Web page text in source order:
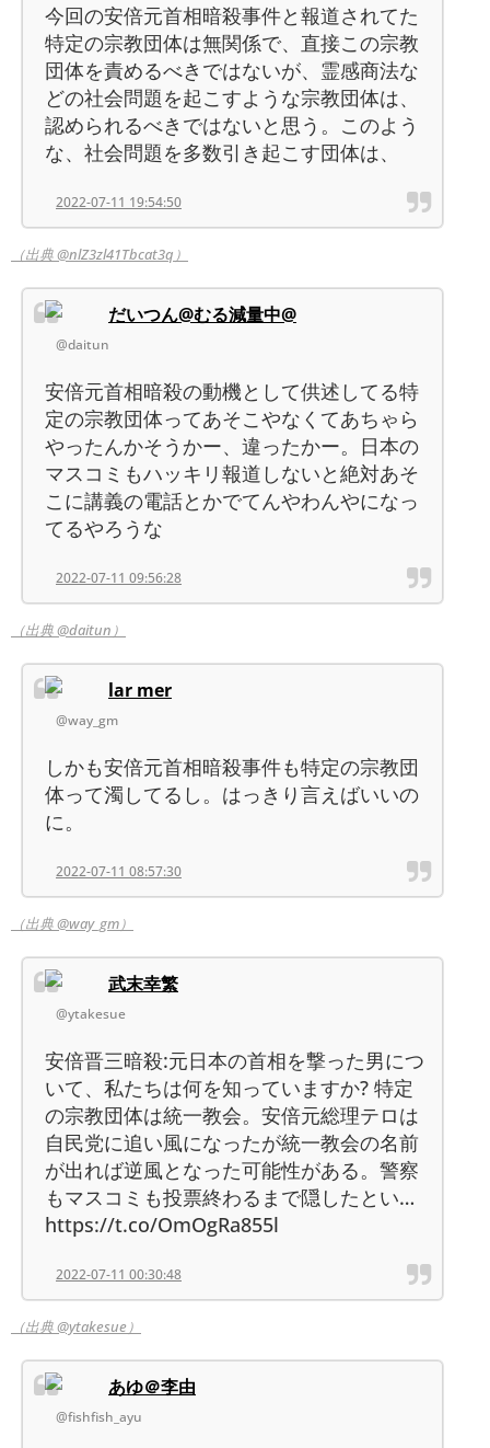
今回の安倍元首相暗殺事件と報道されてた
特定の宗教団体は無関係で、直接この宗教
団体を責めるべきではないが、霊感商法な
どの社会問題を起こすような宗教団体は、
認められるべきではないと思う。このよう
な、社会問題を多数引き起こす団体は、
2022-07-11 19:54:50
（出典 @nlZ3zl41Tbcat3q）
だいつん@むる減量中@
@daitun
安倍元首相暗殺の動機として供述してる特
定の宗教団体ってあそこやなくてあちゃら
やったんかそうかー、違ったかー。日本の
マスコミもハッキリ報道しないと絶対あそ
こに講義の電話とかでてんやわんやになっ
てるやろうな
2022-07-11 09:56:28
（出典 @daitun）
lar mer
@way_gm
しかも安倍元首相暗殺事件も特定の宗教団
体って濁してるし。はっきり言えばいいの
に。
2022-07-11 08:57:30
（出典 @way_gm）
武末幸繁
@ytakesue
安倍晋三暗殺:元日本の首相を撃った男につ
いて、私たちは何を知っていますか? 特定
の宗教団体は統一教会。安倍元総理テロは
自民党に追い風になったが統一教会の名前
が出れば逆風となった可能性がある。警察
もマスコミも投票終わるまで隠したとい…
https://t.co/OmOgRa855l
2022-07-11 00:30:48
（出典 @ytakesue）
あゆ＠李由
@fishfish_ayu